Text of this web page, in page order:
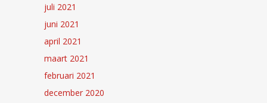
juli 2021
juni 2021
april 2021
maart 2021
februari 2021
december 2020